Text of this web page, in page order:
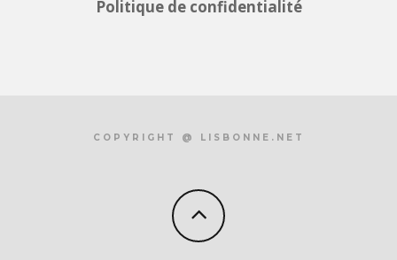
Politique de confidentialité
COPYRIGHT @ LISBONNE.NET